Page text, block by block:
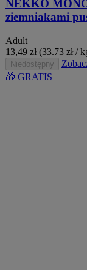
NEKKO
ziemniakami
Adult
13,49 zł (33.73 zł /
Niedostępny
🎁 GRATIS